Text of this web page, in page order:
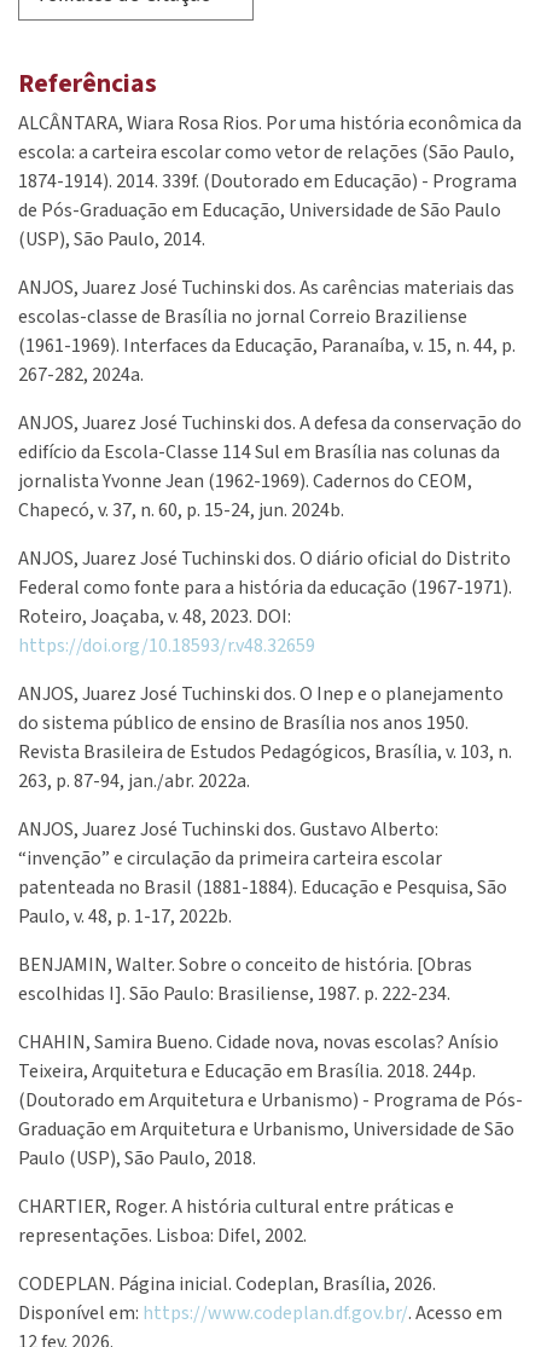
Referências
ALCÂNTARA, Wiara Rosa Rios. Por uma história econômica da
escola: a carteira escolar como vetor de relações (São Paulo,
1874-1914). 2014. 339f. (Doutorado em Educação) - Programa
de Pós-Graduação em Educação, Universidade de São Paulo
(USP), São Paulo, 2014.
ANJOS, Juarez José Tuchinski dos. As carências materiais das
escolas-classe de Brasília no jornal Correio Braziliense
(1961-1969). Interfaces da Educação, Paranaíba, v. 15, n. 44, p.
267-282, 2024a.
ANJOS, Juarez José Tuchinski dos. A defesa da conservação do
edifício da Escola-Classe 114 Sul em Brasília nas colunas da
jornalista Yvonne Jean (1962-1969). Cadernos do CEOM,
Chapecó, v. 37, n. 60, p. 15-24, jun. 2024b.
ANJOS, Juarez José Tuchinski dos. O diário oficial do Distrito
Federal como fonte para a história da educação (1967-1971).
Roteiro, Joaçaba, v. 48, 2023. DOI:
https://doi.org/10.18593/r.v48.32659
ANJOS, Juarez José Tuchinski dos. O Inep e o planejamento
do sistema público de ensino de Brasília nos anos 1950.
Revista Brasileira de Estudos Pedagógicos, Brasília, v. 103, n.
263, p. 87-94, jan./abr. 2022a.
ANJOS, Juarez José Tuchinski dos. Gustavo Alberto:
“invenção” e circulação da primeira carteira escolar
patenteada no Brasil (1881-1884). Educação e Pesquisa, São
Paulo, v. 48, p. 1-17, 2022b.
BENJAMIN, Walter. Sobre o conceito de história. [Obras
escolhidas I]. São Paulo: Brasiliense, 1987. p. 222-234.
CHAHIN, Samira Bueno. Cidade nova, novas escolas? Anísio
Teixeira, Arquitetura e Educação em Brasília. 2018. 244p.
(Doutorado em Arquitetura e Urbanismo) - Programa de Pós-
Graduação em Arquitetura e Urbanismo, Universidade de São
Paulo (USP), São Paulo, 2018.
CHARTIER, Roger. A história cultural entre práticas e
representações. Lisboa: Difel, 2002.
CODEPLAN. Página inicial. Codeplan, Brasília, 2026.
Disponível em: https://www.codeplan.df.gov.br/. Acesso em